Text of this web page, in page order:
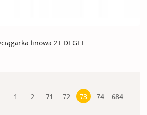
linowa 2T DEGET
1 2 71 72 73 74 684